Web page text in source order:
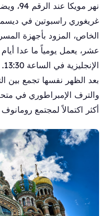
نهر
الخاص، المزود بأجهزة
عشر، يعمل يومياً ما عدا أيام
والترف الإمبراطوري في
أكثر اكتمالاً لمجتمع